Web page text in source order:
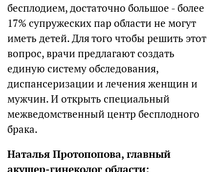
бесплодием, достаточно большое - более
17% супружеских пар области не могут
иметь детей. Для того чтобы решить этот
вопрос, врачи предлагают создать
единую систему обследования,
диспансеризации и лечения женщин и
мужчин. И открыть специальный
межведомственный центр бесплодного
брака.
Наталья Протопопова, главный
акушер-гинеколог области: